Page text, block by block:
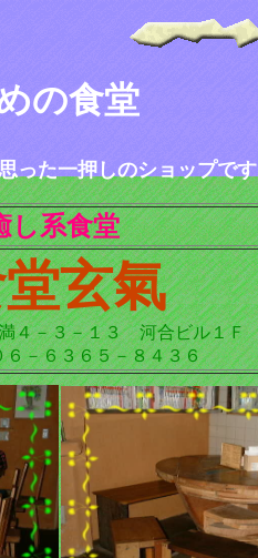
の食堂
った一押しのショップです
し系食堂
玄氣
４－３－１３ 河合ビル１Ｆ
－６３６５－８４３６